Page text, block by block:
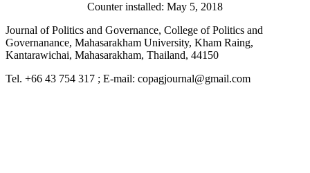
Counter installed: May 5, 2018
Journal of Politics and Governance, College of Politics and
Governanance, Mahasarakham University, Kham Raing,
Kantarawichai, Mahasarakham, Thailand, 44150
Tel. +66 43 754 317 ; E-mail: copagjournal@gmail.com